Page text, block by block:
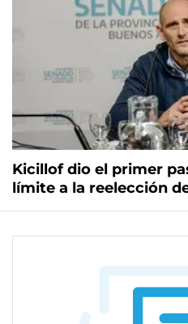
Kicillof dio el primer
límite a la reelección